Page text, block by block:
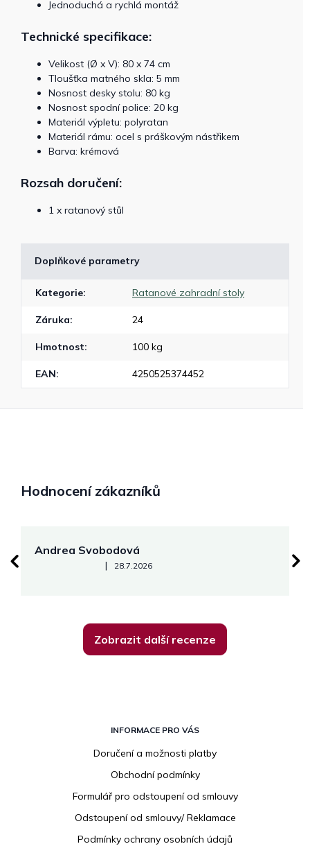
Jednoduchá a rychlá montáž
Technické specifikace:
Velikost (Ø x V): 80 x 74 cm
Tloušťka matného skla: 5 mm
Nosnost desky stolu: 80 kg
Nosnost spodní police: 20 kg
Materiál výpletu: polyratan
Materiál rámu: ocel s práškovým nástřikem
Barva: krémová
Rozsah doručení:
1 x ratanový stůl
Doplňkové parametry
Kategorie: Ratanové zahradní stoly
Záruka: 24
Hmotnost: 100 kg
EAN: 4250525374452
Hodnocení zákazníků
Andrea Svobodová
Hodnocení obchodu je 5 z 5 hvězdiček.
| 28.7.2026
Zobrazit další recenze
INFORMACE PRO VÁS
Doručení a možnosti platby
Obchodní podmínky
Formulář pro odstoupení od smlouvy
Odstoupení od smlouvy/ Reklamace
Podmínky ochrany osobních údajů